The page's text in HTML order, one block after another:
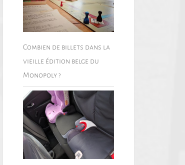
Combien de billets dans la
vieille édition belge du
Monopoly ?